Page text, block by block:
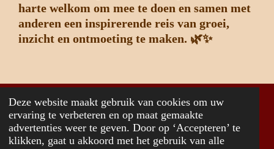
Deze website maakt gebruik van cookies om uw
ervaring te verbeteren en op maat gemaakte
advertenties weer te geven. Door op ‘Accepteren’ te
klikken, gaat u akkoord met het gebruik van alle
harte welkom om mee te doen en samen met
anderen een inspirerende reis van groei,
inzicht en ontmoeting te maken. 🌿✨
© 2026 www.jancvanderheide.com
Powered by JouwWeb